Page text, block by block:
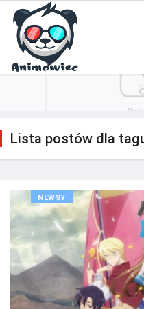
Polityka Prywatności
Lista postów dla
NEWSY